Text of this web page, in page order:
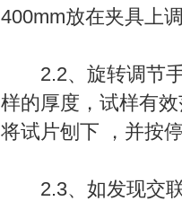
400mm放在夹具上
2.2、旋转调节手
样的厚度，试样有
将试片刨下 ，并按
2.3、如发现交联